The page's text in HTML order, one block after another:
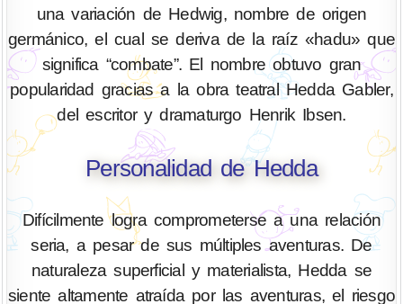
una variación de Hedwig, nombre de origen
germánico, el cual se deriva de la raíz «hadu» que
significa “combate”. El nombre obtuvo gran
popularidad gracias a la obra teatral Hedda Gabler,
del escritor y dramaturgo Henrik Ibsen.
Personalidad de Hedda
Difícilmente logra comprometerse a una relación
seria, a pesar de sus múltiples aventuras. De
naturaleza superficial y materialista, Hedda se
siente altamente atraída por las aventuras, el riesgo